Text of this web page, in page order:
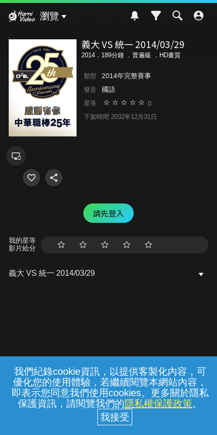
我們紀錄cookie資訊，以提供客製化內容，可
優化您的使用體驗，若繼續閱覽本網站內容，
即表示您同意我們使用cookies。更多關於隱私
保護資訊，請閱覽我們的隱私權保護政策。
瀏覽
義大 VS 統一 2014/03/29
2014．189分鐘 ． 普遍級 ．HD畫質
類型 2014年完整賽事
發音 國語
星等 0
下架時間 2032年12月31日
請先登入
我的星等
影片給分
義大 VS 統一 2014/03/29
常見問題 線上客服 服務條款 隱私權保護
中華電信股份有限公司個人家庭分公司
(統一編號：96979949) © 2026
{{notifyMsg}}